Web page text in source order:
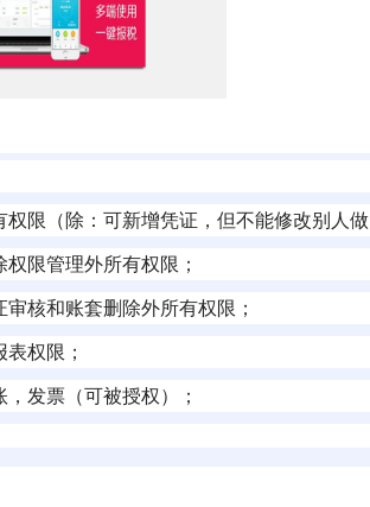
权限（除：可新增凭证，但不能修改别人
权限管理外所有权限；
审核和账套删除外所有权限；
表权限；
，发票（可被授权）；